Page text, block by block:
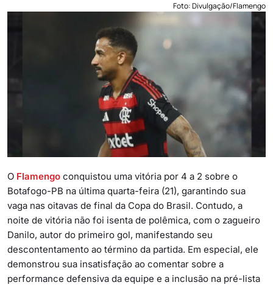
Foto: Divulgação/Flamengo
O Flamengo conquistou uma vitória por 4 a 2 sobre o
Botafogo-PB na última quarta-feira (21), garantindo sua
vaga nas oitavas de final da Copa do Brasil. Contudo, a
noite de vitória não foi isenta de polêmica, com o zagueiro
Danilo, autor do primeiro gol, manifestando seu
descontentamento ao término da partida. Em especial, ele
demonstrou sua insatisfação ao comentar sobre a
performance defensiva da equipe e a inclusão na pré-lista